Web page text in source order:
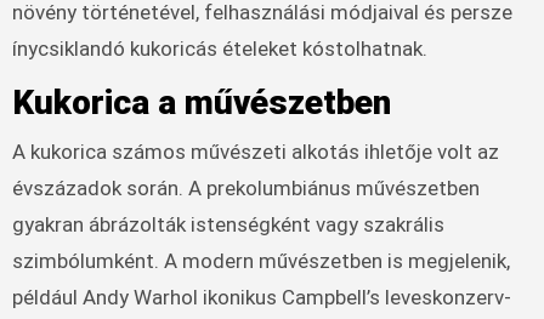
növény történetével, felhasználási módjaival és persze
ínycsiklandó kukoricás ételeket kóstolhatnak.
Kukorica a művészetben
A kukorica számos művészeti alkotás ihletője volt az
évszázadok során. A prekolumbiánus művészetben
gyakran ábrázolták istenségként vagy szakrális
szimbólumként. A modern művészetben is megjelenik,
például Andy Warhol ikonikus Campbell’s leveskonzerv-